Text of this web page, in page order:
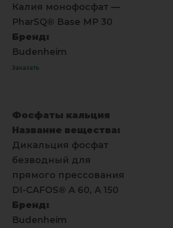
Калия монофосфат —
PharSQ® Base MP 30
Бренд:
Budenheim
Заказать
Фосфаты кальция
Название вещества:
Дикальция фосфат
безводный для
прямого прессования
DI-CAFOS® A 60, A 150
Бренд:
Budenheim